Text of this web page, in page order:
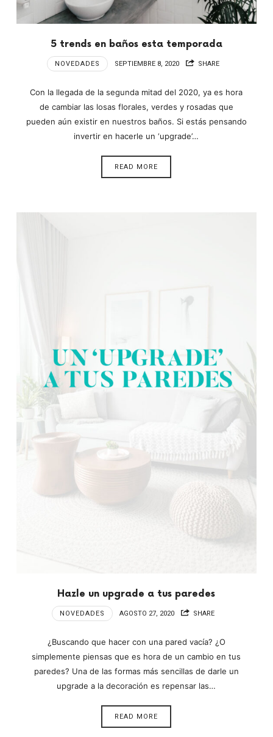
5 trends en baños esta temporada
NOVEDADES SEPTIEMBRE 8, 2020 SHARE
Con la llegada de la segunda mitad del 2020, ya es hora
de cambiar las losas florales, verdes y rosadas que
pueden aún existir en nuestros baños. Si estás pensando
invertir en hacerle un ‘upgrade’…
READ MORE
Hazle un upgrade a tus paredes
NOVEDADES AGOSTO 27, 2020 SHARE
¿Buscando que hacer con una pared vacía? ¿O
simplemente piensas que es hora de un cambio en tus
paredes? Una de las formas más sencillas de darle un
upgrade a la decoración es repensar las…
READ MORE